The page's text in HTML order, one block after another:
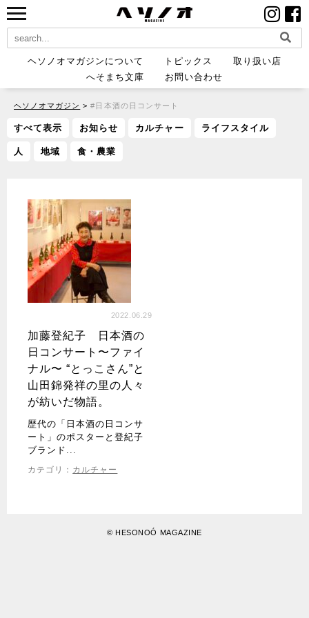
ヘソノオマガジンについて トピックス
取り扱い店
へそまち文庫
お問い合わせ
ヘソノオマガジン >#日本酒の日コンサート
すべて表示 お知らせ カルチャー ライフスタイル
人 地域 食・農業
2022.06.29
加藤登紀子 日本酒の
日コンサート〜ファイ
ナル〜 “とっこさん”と
山田錦発祥の里の人々
が紡いだ物語。
歴代の「日本酒の日コンサ
ート」のポスターと登紀子
ブランド...
カテゴリ： カルチャー
© HESONOÓ MAGAZINE